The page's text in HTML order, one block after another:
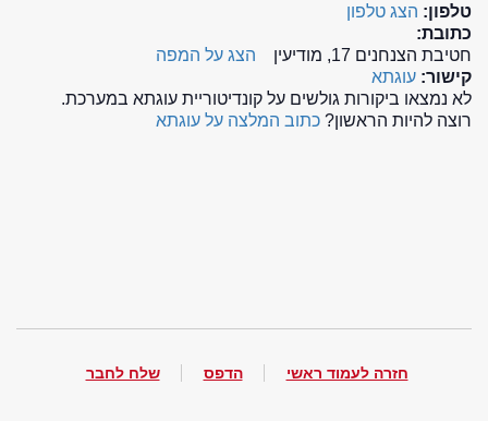
טלפון: הצג טלפון
כתובת:
חטיבת הצנחנים 17, מודיעין
הצג על המפה
קישור: עוגתא
לא נמצאו ביקורות גולשים על קונדיטוריית עוגתא במערכת.
רוצה להיות הראשון? כתוב המלצה על עוגתא
חזרה לעמוד ראשי הדפס שלח לחבר